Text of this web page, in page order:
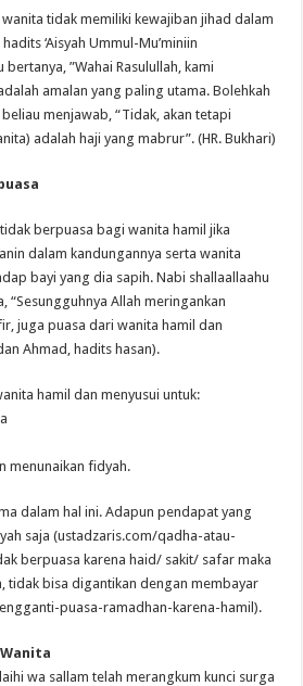
tidak memiliki kewajiban jihad dalam
‘Aisyah Ummul-Mu’miniin
bertanya, ”Wahai Rasulullah, kami
amalan yang paling utama. Bolehkah
menjawab, “Tidak, akan tetapi
adalah haji yang mabrur”. (HR. Bukhari)
berpuasa bagi wanita hamil jika
dalam kandungannya serta wanita
bayi yang dia sapih. Nabi shallaallaahu
“Sesungguhnya Allah meringankan
juga puasa dari wanita hamil dan
Ahmad, hadits hasan).
hamil dan menyusui untuk:
menunaikan fidyah.
dalam hal ini. Adapun pendapat yang
saja (ustadzaris.com/qadha-atau-
berpuasa karena haid/ sakit/ safar maka
tidak bisa digantikan dengan membayar
puasa-ramadhan-karena-hamil).
wa sallam telah merangkum kunci surga